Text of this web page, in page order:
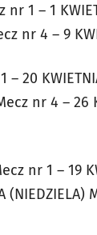
nr 1 – 1
nr 4 – 9
– 20
nr 4 – 26
nr 1 – 19